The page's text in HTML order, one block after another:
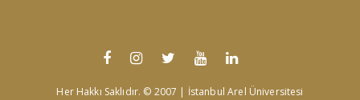
Her Hakkı Saklıdır. © 2007 | İstanbul Arel Üniversitesi